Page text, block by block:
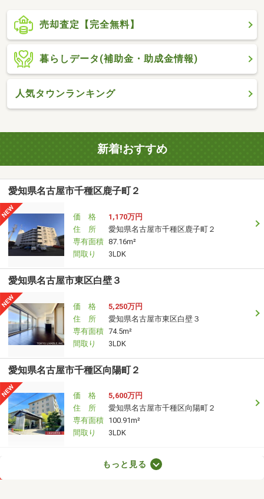
売却査定【完全無料】
暮らしデータ(補助金・助成金情報)
人気タウンランキング
新着!おすすめ
愛知県名古屋市千種区鹿子町２
価 格
1,170万円
住 所
愛知県名古屋市千種区鹿子町２
専有面積 87.16m²
間取り
3LDK
愛知県名古屋市東区白壁３
価 格
5,250万円
住 所
愛知県名古屋市東区白壁３
専有面積 74.5m²
間取り
3LDK
愛知県名古屋市千種区向陽町２
価 格
5,600万円
住 所
愛知県名古屋市千種区向陽町２
専有面積 100.91m²
間取り
3LDK
愛知県名古屋市西区花の木１
もっと見る